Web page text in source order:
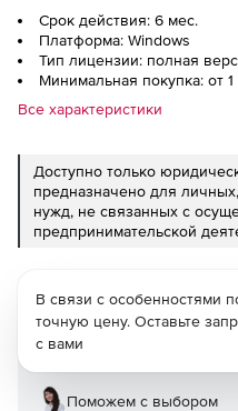
Срок действия: 6 мес.
Платформа: Windows
Тип лицензии: полная
Минимальная покупка: от 1
Все характеристики
Доступно только
предназначено для
нужд, не связанных с
предпринимательской
В связи с особенностями
точную цену. Оставьте
с вами
Поможем с выбором